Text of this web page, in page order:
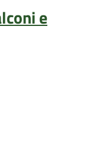
e